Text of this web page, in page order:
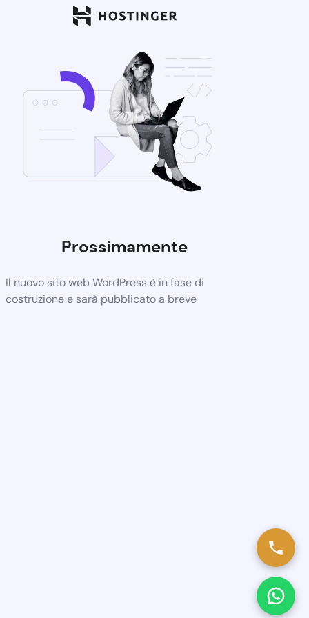
Prossimamente
Il nuovo sito web WordPress è in fase di
costruzione e sarà pubblicato a breve